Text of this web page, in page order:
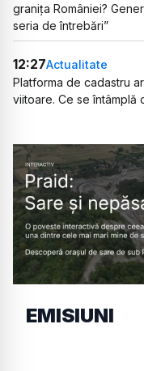
granița României?
seria de întrebări”
12:27Actualitate
Platforma de cadastru
viitoare. Ce se
EMISIUNI